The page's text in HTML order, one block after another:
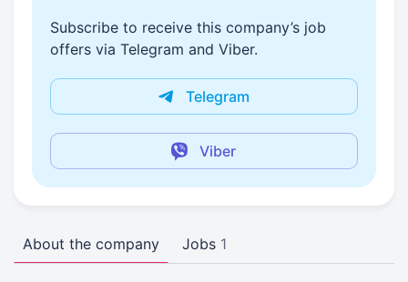
Subscribe to receive this company’s job
offers via Telegram and Viber.
Telegram
Viber
About the company Jobs 1